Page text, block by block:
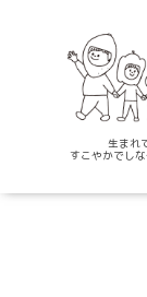
生まれ
すこやかでし